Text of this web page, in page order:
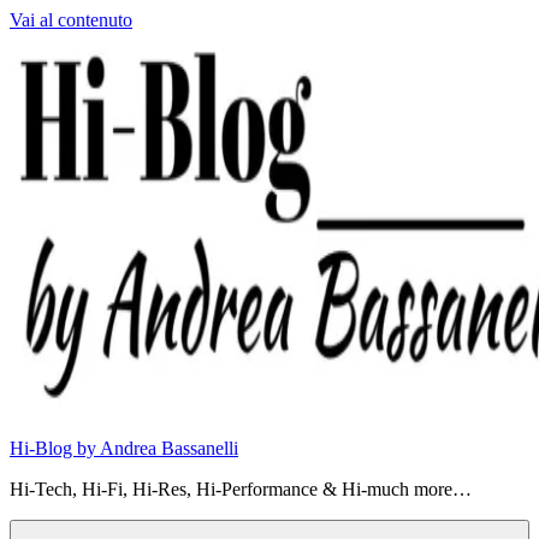
Vai al contenuto
Hi-Blog by Andrea Bassanelli
Hi-Tech, Hi-Fi, Hi-Res, Hi-Performance & Hi-much more…